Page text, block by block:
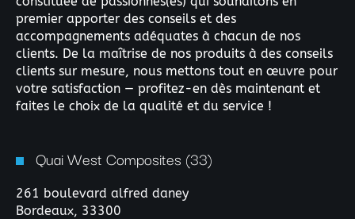
premier apporter des conseils et des
accompagnements adéquates à chacun de nos
clients. De la maîtrise de nos produits à des conseils
clients sur mesure, nous mettons tout en œuvre pour
votre satisfaction — profitez-en dès maintenant et
faites le choix de la qualité et du service !
Quai West Composites (33)
261 boulevard alfred daney
Bordeaux, 33300